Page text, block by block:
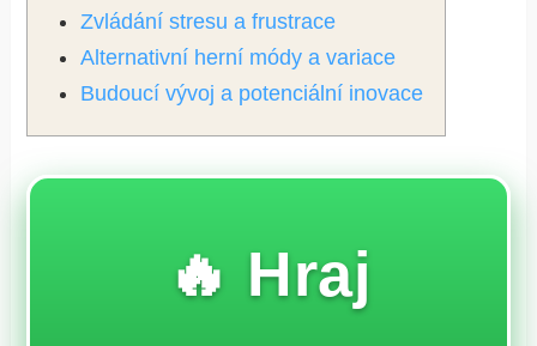
Zvládání stresu a frustrace
Alternativní herní módy a variace
Budoucí vývoj a potenciální inovace
🔥 Hraj